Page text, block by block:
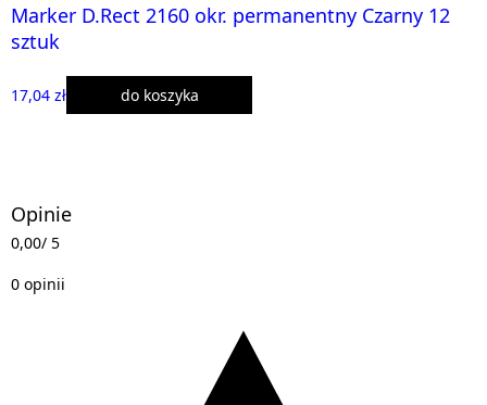
Marker D.Rect 2160 okr. permanentny Czarny 12
sztuk
17,04 zł do koszyka
Opinie
0,00/ 5
0 opinii